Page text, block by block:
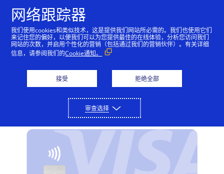
信用卡 借记卡 Visa高端卡
Visa普通卡
举世公认的信心之选
网络跟踪器
我们使用cookies和类似技术，这是提供我们网站所必需的。我们也使用它们
来记住您的偏好，以便我们可以为您提供最佳的在线体验，分析您访问我们
网站的次数，并启用个性化的营销（包括通过我们的营销伙伴）。有关详细
信息，请参阅我们的Cookie通知。
接受 拒绝全部
审查选择